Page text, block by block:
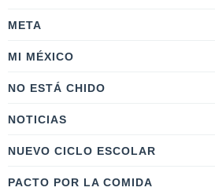
META
MI MÉXICO
NO ESTÁ CHIDO
NOTICIAS
NUEVO CICLO ESCOLAR
PACTO POR LA COMIDA